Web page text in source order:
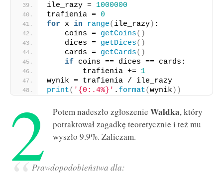
ile_razy = 1000000
trafienia = 0
for x in range( ile_razy) :
    coins =
getCoins()
    dices =
getDices()
    cards =
getCards()
if coins == dices == cards:
        trafienia +=
1
wynik = trafienia / ile_razy
print( '{0:.4%}' . format(wynik ))
2 Potem nadeszło zgłoszenieWaldka, który
potraktował zagadkę teoretycznie i też mu
wyszło 9.9%. Zaliczam.
Prawdopodobieństwa dla: